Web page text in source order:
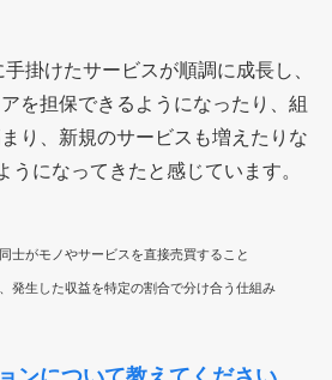
掛けたサービスが順調に成長し、
を担保できるようになったり、組
り、新規のサービスも増えたりな
うになってきたと感じています。
士がモノやサービスを直接売買すること
発生した収益を特定の割合で分け合う仕組み